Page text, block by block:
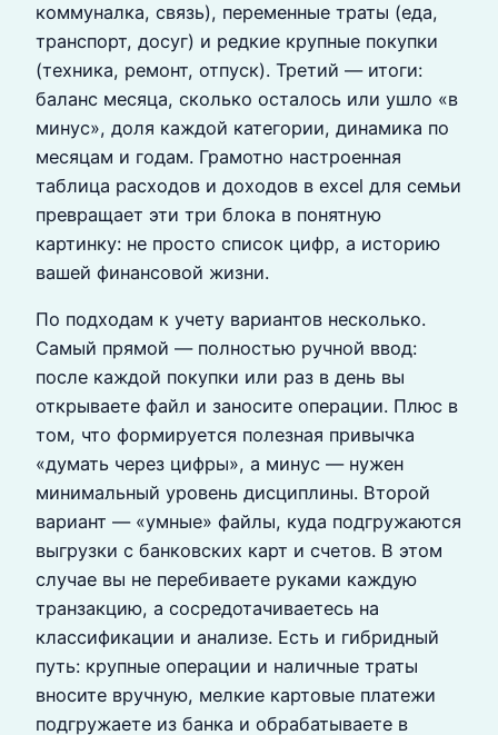
коммуналка, связь), переменные траты (еда,
транспорт, досуг) и редкие крупные покупки
(техника, ремонт, отпуск). Третий — итоги:
баланс месяца, сколько осталось или ушло «в
минус», доля каждой категории, динамика по
месяцам и годам. Грамотно настроенная
таблица расходов и доходов в excel для семьи
превращает эти три блока в понятную
картинку: не просто список цифр, а историю
вашей финансовой жизни.
По подходам к учету вариантов несколько.
Самый прямой — полностью ручной ввод:
после каждой покупки или раз в день вы
открываете файл и заносите операции. Плюс в
том, что формируется полезная привычка
«думать через цифры», а минус — нужен
минимальный уровень дисциплины. Второй
вариант — «умные» файлы, куда подгружаются
выгрузки с банковских карт и счетов. В этом
случае вы не перебиваете руками каждую
транзакцию, а сосредотачиваетесь на
классификации и анализе. Есть и гибридный
путь: крупные операции и наличные траты
вносите вручную, мелкие картовые платежи
подгружаете из банка и обрабатываете в